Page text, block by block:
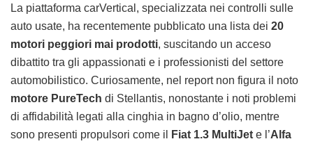
La piattaforma carVertical, specializzata nei controlli sulle
auto usate, ha recentemente pubblicato una lista dei 20
motori peggiori mai prodotti, suscitando un acceso
dibattito tra gli appassionati e i professionisti del settore
automobilistico. Curiosamente, nel report non figura il noto
motore PureTech di Stellantis, nonostante i noti problemi
di affidabilità legati alla cinghia in bagno d’olio, mentre
sono presenti propulsori come il
Fiat 1.3 MultiJet e l’Alfa